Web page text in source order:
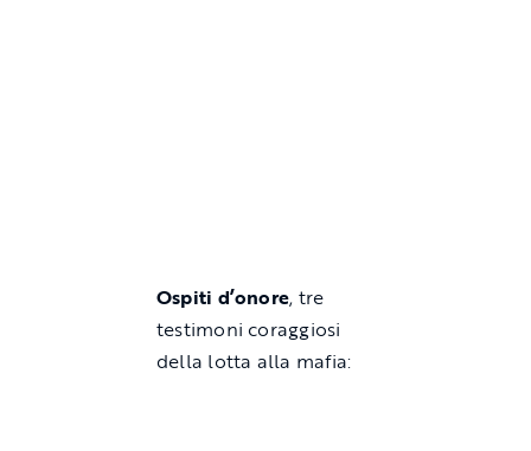
Ospiti d’onore, tre
testimoni coraggiosi
della lotta alla mafia: